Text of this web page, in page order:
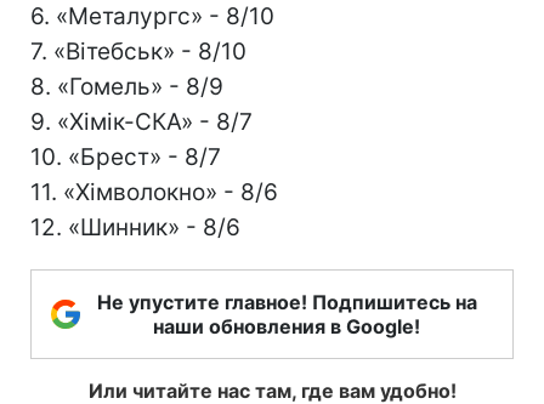
6. «Металургс» - 8/10
7. «Вітебськ» - 8/10
8. «Гомель» - 8/9
9. «Хімік-СКА» - 8/7
10. «Брест» - 8/7
11. «Хімволокно» - 8/6
12. «Шинник» - 8/6
Не упустите главное! Подпишитесь на
наши обновления в Google!
Или читайте нас там, где вам удобно!